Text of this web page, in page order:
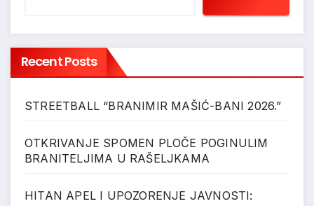
Recent Posts
STREETBALL “BRANIMIR MAŠIĆ-BANI 2026.”
OTKRIVANJE SPOMEN PLOČE POGINULIM
BRANITELJIMA U RAŠELJKAMA
HITAN APEL I UPOZORENJE JAVNOSTI: